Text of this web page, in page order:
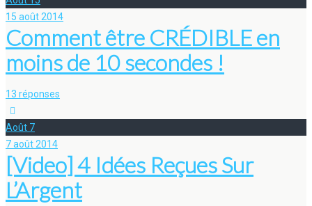
15 août 2014
Comment être CRÉDIBLE en
moins de 10 secondes !
13 réponses
Août 7
7 août 2014
[Video] 4 Idées Reçues Sur
L’Argent